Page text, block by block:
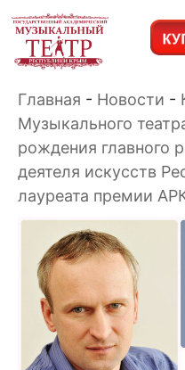
Главная - Новости -
Музыкального
рождения главного
деятеля искусств
лауреата премии